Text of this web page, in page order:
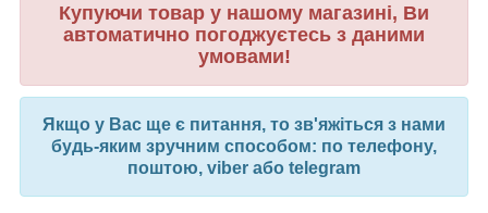
Купуючи товар у нашому магазині, Ви
автоматично погоджуєтесь з даними
умовами!
Якщо у Вас ще є питання, то зв'яжіться з нами
будь-яким зручним способом: по телефону,
поштою, viber або telegram